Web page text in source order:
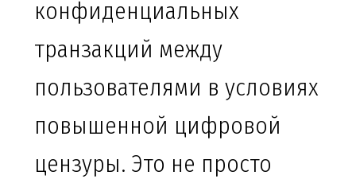
конфиденциальных
транзакций между
пользователями в условиях
повышенной цифровой
цензуры. Это не просто